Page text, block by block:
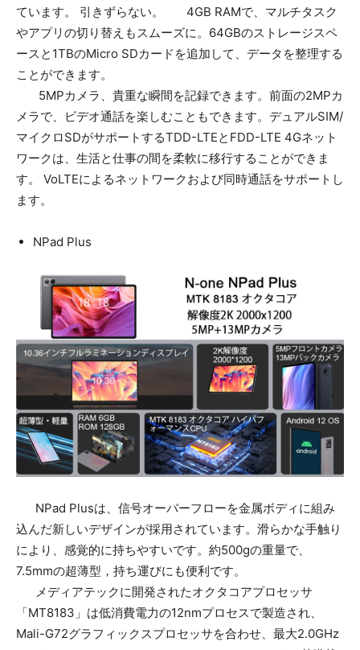
ています。 引きずらない。 4GB RAMで、マルチタスク
やアプリの切り替えもスムーズに。64GBのストレージスペ
ースと1TBのMicro SDカードを追加して、データを整理する
ことができます。
5MPカメラ、貴重な瞬間を記録できます。前面の2MPカ
メラで、ビデオ通話を楽しむこともできます。デュアルSIM/
マイクロSDがサポートするTDD-LTEとFDD-LTE 4Gネット
ワークは、生活と仕事の間を柔軟に移行することができま
す。 VoLTEによるネットワークおよび同時通話をサポートし
ます。
NPad Plus
NPad Plusは、信号オーバーフローを金属ボディに組み
込んだ新しいデザインが採用されています。滑らかな手触り
により、感覚的に持ちやすいです。約500gの重量で、
7.5mmの超薄型，持ち運びにも便利です。
メディアテックに開発されたオクタコアプロセッサ
「MT8183」は低消費電力の12nmプロセスで製造され、
Mali-G72グラフィックスプロセッサを合わせ、最大2.0GHz